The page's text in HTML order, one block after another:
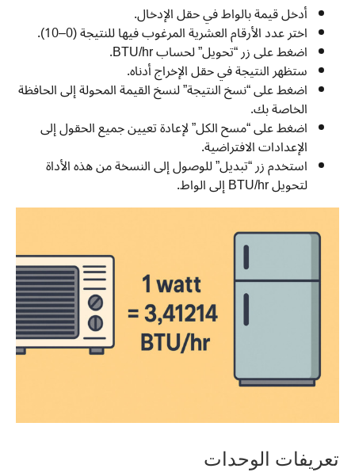
أدخل قيمة بالواط في حقل الإدخال.
اختر عدد الأرقام العشرية المرغوب فيها للنتيجة (0–10).
اضغط على زر “تحويل” لحساب BTU/hr.
ستظهر النتيجة في حقل الإخراج أدناه.
اضغط على “نسخ النتيجة” لنسخ القيمة المحولة إلى الحافظة
الخاصة بك.
اضغط على “مسح الكل” لإعادة تعيين جميع الحقول إلى
الإعدادات الافتراضية.
استخدم زر “تبديل” للوصول إلى النسخة من هذه الأداة
لتحويل BTU/hr إلى الواط.
تعريفات الوحدات